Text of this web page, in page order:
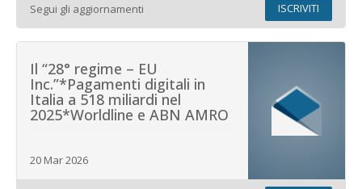
Segui gli aggiornamenti ISCRIVITI
Il “28° regime – EU
Inc.”*Pagamenti digitali in
Italia a 518 miliardi nel
2025*Worldline e ABN AMRO
20 Mar 2026